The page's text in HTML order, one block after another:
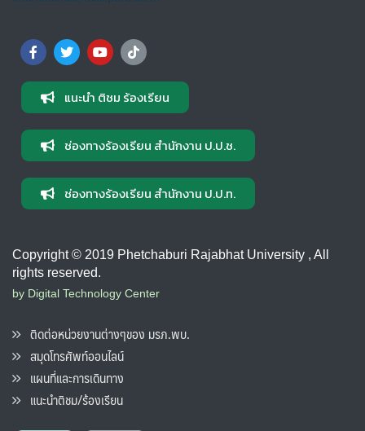
แนะนำ ติชม ร้องเรียน
ช่องทางร้องเรียน สำนักงาน ป.ป.ช.
ช่องทางร้องเรียน สำนักงาน ป.ป.ท.
Copyright © 2019 Phetchaburi Rajabhat University , All
rights reserved.
by Digital Technology Center
ติดต่อหน่วยงานต่างๆของ มรภ.พบ.
สมุดโทรศัพท์ออนไลน์
แผนที่และการเดินทาง
แนะนำติชม/ร้องเรียน